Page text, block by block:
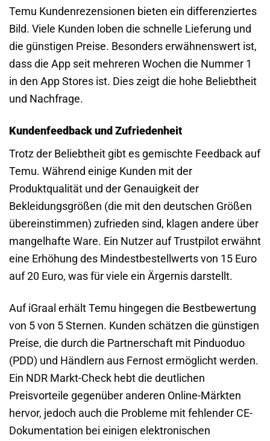
Temu Kundenrezensionen bieten ein differenziertes
Bild. Viele Kunden loben die schnelle Lieferung und
die günstigen Preise. Besonders erwähnenswert ist,
dass die App seit mehreren Wochen die Nummer 1
in den App Stores ist. Dies zeigt die hohe Beliebtheit
und Nachfrage.
Kundenfeedback und Zufriedenheit
Trotz der Beliebtheit gibt es gemischte Feedback auf
Temu. Während einige Kunden mit der
Produktqualität und der Genauigkeit der
Bekleidungsgrößen (die mit den deutschen Größen
übereinstimmen) zufrieden sind, klagen andere über
mangelhafte Ware. Ein Nutzer auf Trustpilot erwähnt
eine Erhöhung des Mindestbestellwerts von 15 Euro
auf 20 Euro, was für viele ein Ärgernis darstellt.
Auf iGraal erhält Temu hingegen die Bestbewertung
von 5 von 5 Sternen. Kunden schätzen die günstigen
Preise, die durch die Partnerschaft mit Pinduoduo
(PDD) und Händlern aus Fernost ermöglicht werden.
Ein NDR Markt-Check hebt die deutlichen
Preisvorteile gegenüber anderen Online-Märkten
hervor, jedoch auch die Probleme mit fehlender CE-
Dokumentation bei einigen elektronischen